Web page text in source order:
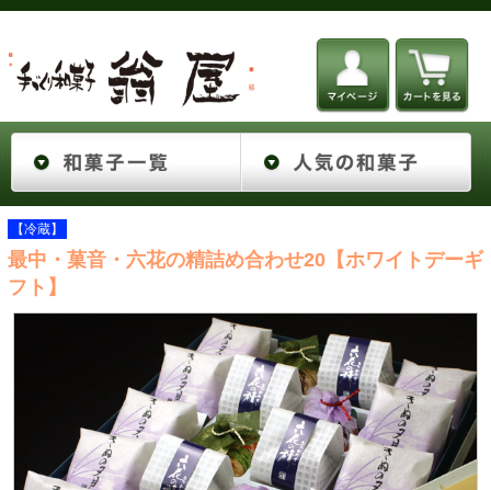
【冷蔵】
最中・菓音・六花の精詰め合わせ20【ホワイトデーギ
フト】